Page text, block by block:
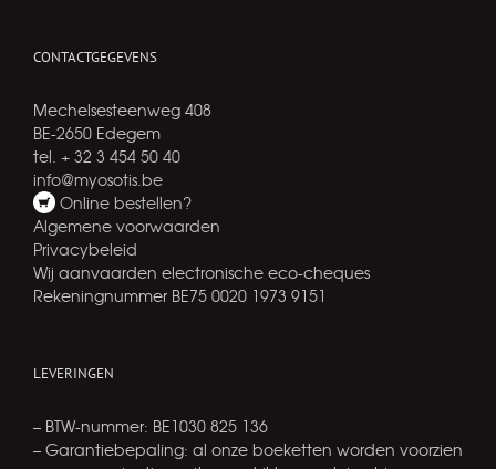
CONTACTGEGEVENS
Mechelsesteenweg 408
BE-2650 Edegem
tel. + 32 3 454 50 40
info@myosotis.be
Online bestellen?
Algemene voorwaarden
Privacybeleid
Wij aanvaarden electronische eco-cheques
Rekeningnummer BE75 0020 1973 9151
LEVERINGEN
– BTW-nummer: BE1030 825 136
– Garantiebepaling: al onze boeketten worden voorzien